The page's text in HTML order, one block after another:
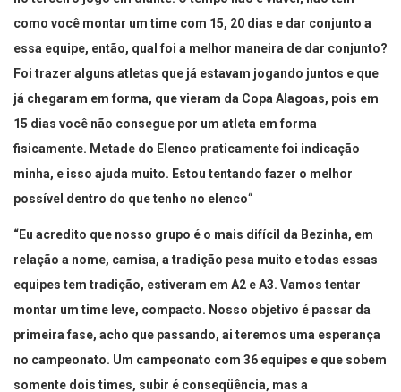
como você montar um time com 15, 20 dias e dar conjunto a
essa equipe, então, qual foi a melhor maneira de dar conjunto?
Foi trazer alguns atletas que já estavam jogando juntos e que
já chegaram em forma, que vieram da Copa Alagoas, pois em
15 dias você não consegue por um atleta em forma
fisicamente. Metade do Elenco praticamente foi indicação
minha, e isso ajuda muito. Estou tentando fazer o melhor
possível dentro do que tenho no elenco“
“Eu acredito que nosso grupo é o mais difícil da Bezinha, em
relação a nome, camisa, a tradição pesa muito e todas essas
equipes tem tradição, estiveram em A2 e A3. Vamos tentar
montar um time leve, compacto. Nosso objetivo é passar da
primeira fase, acho que passando, ai teremos uma esperança
no campeonato. Um campeonato com 36 equipes e que sobem
somente dois times, subir é conseqüência, mas a